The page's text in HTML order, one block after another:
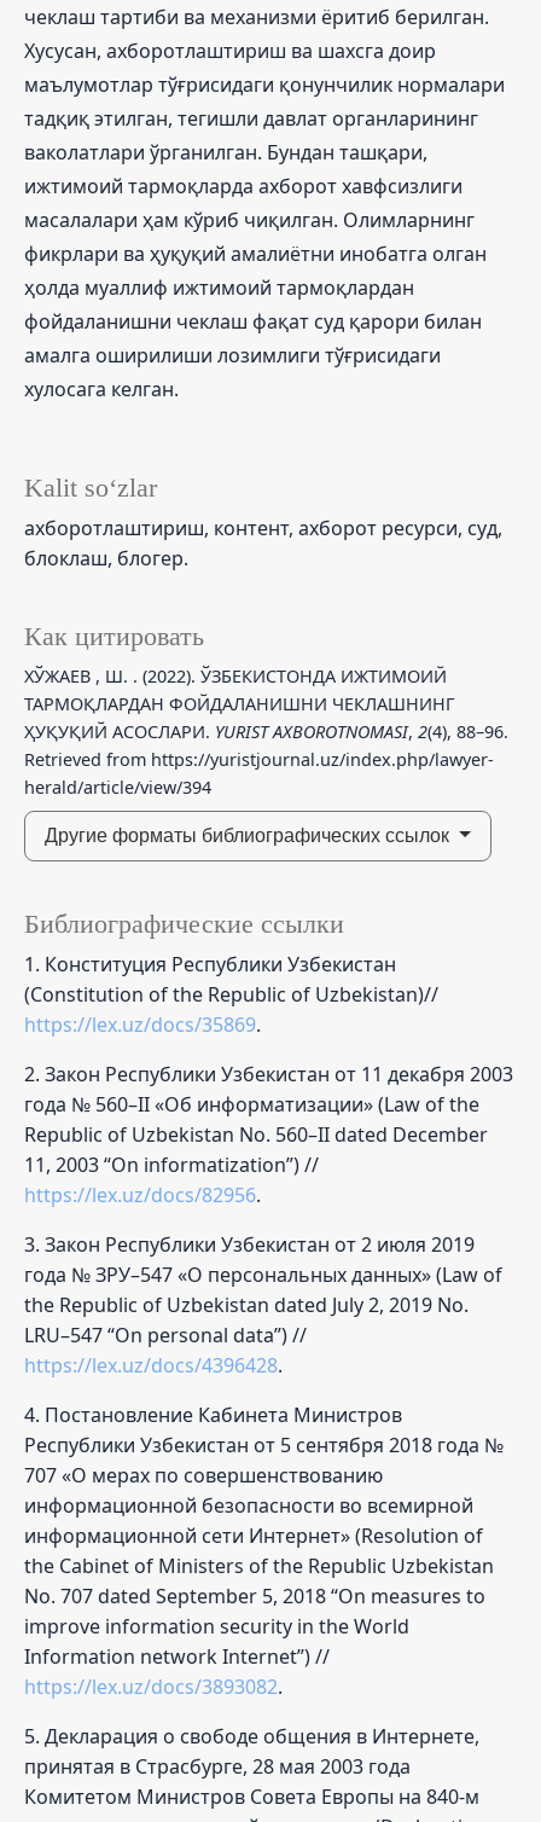
Kalit so‘zlar
ахборотлаштириш, контент, ахборот ресурси, суд,
блоклаш, блогер.
Как цитировать
ХЎЖАЕВ , Ш. . (2022). ЎЗБЕКИСТОНДА ИЖТИМОИЙ
ТАРМОҚЛАРДАН ФОЙДАЛАНИШНИ ЧЕКЛАШНИНГ
ҲУҚУҚИЙ АСОСЛАРИ. YURIST AXBOROTNOMASI, 2(4), 88–96.
Retrieved from https://yuristjournal.uz/index.php/lawyer-
herald/article/view/394
Другие форматы библиографических ссылок
чеклаш тартиби ва механизми ёритиб берилган.
Хусусан, ахборотлаштириш ва шахсга доир
маълумотлар тўғрисидаги қонунчилик нормалари
тадқиқ этилган, тегишли давлат органларининг
ваколатлари ўрганилган. Бундан ташқари,
ижтимоий тармоқларда ахборот хавфсизлиги
масалалари ҳам кўриб чиқилган. Олимларнинг
фикрлари ва ҳуқуқий амалиётни инобатга олган
ҳолда муаллиф ижтимоий тармоқлардан
фойдаланишни чеклаш фақат суд қарори билан
амалга оширилиши лозимлиги тўғрисидаги
хулосага келган.
Библиографические ссылки
1. Конституция Республики Узбекистан
(Constitution of the Republic of Uzbekistan)//
https://lex.uz/docs/35869.
2. Закон Республики Узбекистан от 11 декабря 2003
года № 560–II «Об информатизации» (Law of the
Republic of Uzbekistan No. 560–II dated December
11, 2003 “On informatization”) //
https://lex.uz/docs/82956.
3. Закон Республики Узбекистан от 2 июля 2019
года № ЗРУ–547 «О персональных данных» (Law of
the Republic of Uzbekistan dated July 2, 2019 No.
LRU–547 “On personal data”) //
https://lex.uz/docs/4396428.
4. Постановление Кабинета Министров
Республики Узбекистан от 5 сентября 2018 года №
707 «О мерах по совершенствованию
информационной безопасности во всемирной
информационной сети Интернет» (Resolution of
the Cabinet of Ministers of the Republic Uzbekistan
No. 707 dated September 5, 2018 “On measures to
improve information security in the World
Information network Internet”) //
https://lex.uz/docs/3893082.
5. Декларация о свободе общения в Интернете,
принятая в Страсбурге, 28 мая 2003 года
Комитетом Министров Совета Европы на 840-м